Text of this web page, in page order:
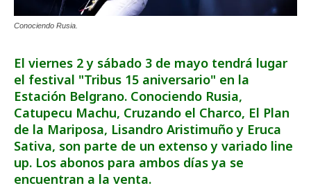
Conociendo Rusia.
El viernes 2 y sábado 3 de mayo tendrá lugar
el festival "Tribus 15 aniversario" en la
Estación Belgrano. Conociendo Rusia,
Catupecu Machu, Cruzando el Charco, El Plan
de la Mariposa, Lisandro Aristimuño y Eruca
Sativa, son parte de un extenso y variado line
up. Los abonos para ambos días ya se
encuentran a la venta.